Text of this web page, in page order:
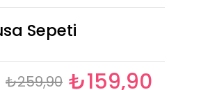
Sepeti
₺259,90 ₺159,90